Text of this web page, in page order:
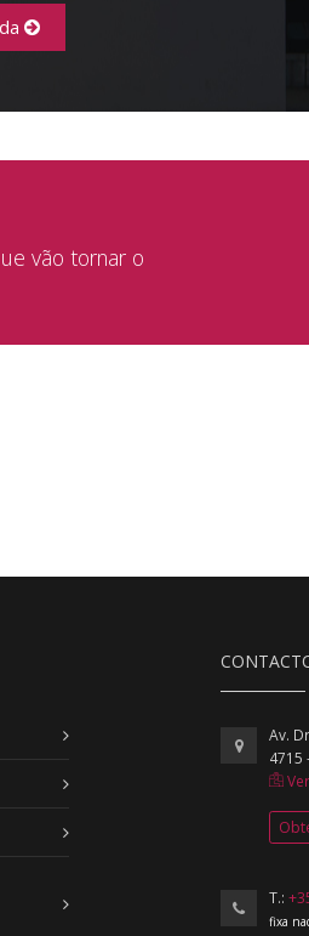
vão tornar o
Av.
4715
T.:
fixa